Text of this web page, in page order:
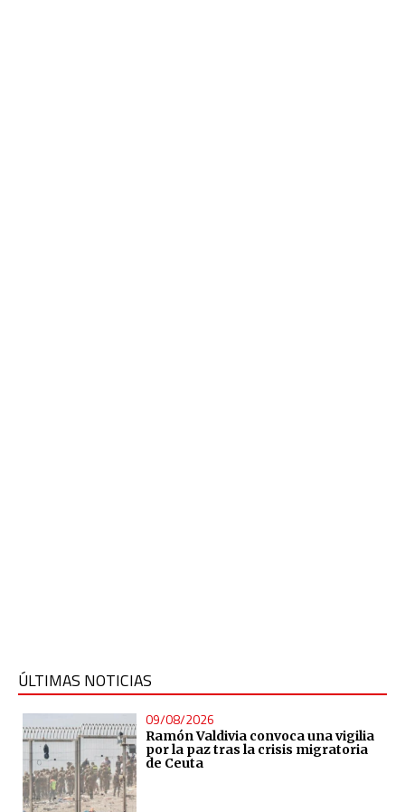
ÚLTIMAS NOTICIAS
09/08/2026
Ramón Valdivia convoca una vigilia
por la paz tras la crisis migratoria
de Ceuta